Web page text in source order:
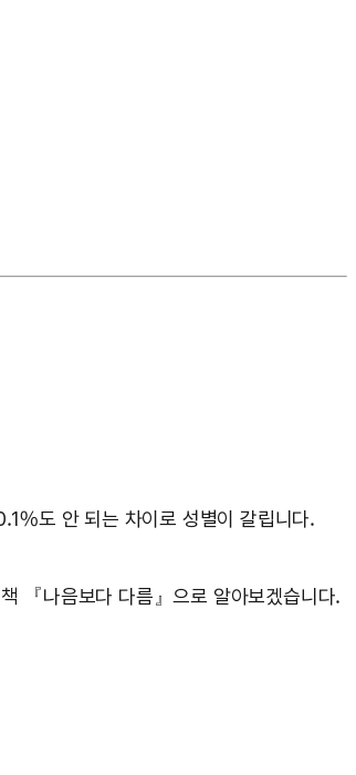
도 안 되는 차이로 성별이 갈립니다.
『나음보다 다름』으로 알아보겠습니다.